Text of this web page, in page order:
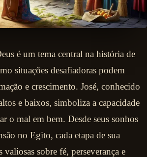
é um tema central na história de
situações desafiadoras podem
e crescimento. José, conhecido
e baixos, simboliza a capacidade
o mal em bem. Desde seus sonhos
no Egito, cada etapa de sua
sobre fé, perseverança e